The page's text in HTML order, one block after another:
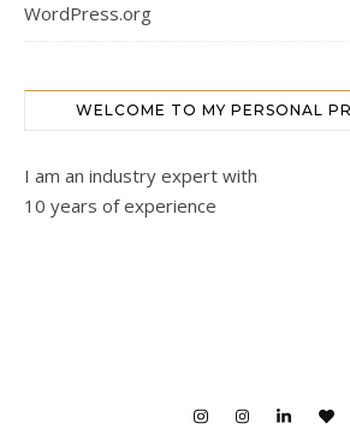
WordPress.org
WELCOME TO MY PERSONAL
I am an industry expert with
10 years of experience